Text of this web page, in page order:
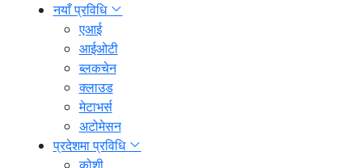
नयाँ प्रविधि
एआई
आईओटी
ब्लकचेन
क्लाउड
मेटाभर्स
अटोमेसन
प्रदेशमा प्रविधि